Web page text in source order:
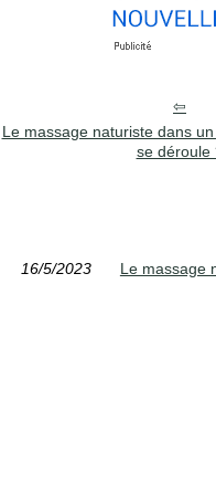
Le massage naturiste dans
se déroule
16/5/2023 Le massage